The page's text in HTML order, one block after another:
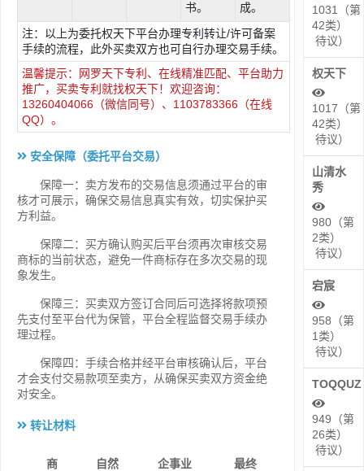
书。
成。
注：以上为委托权天下平台办理专利转让/许可备案
手续的流程，此外买卖双方也可自行办理交易手续。
温馨提示：网罗天下专利、在线精准匹配、平台助力
推广，买卖专利就找权天下！欢迎咨询：
13260404066（微信同号）、1103783366（在线
QQ）。
安全保障（委托平台交易）
保障一：卖方发布的交易信息须通过平台的审
核才可展示，确保交易信息真实有效，切实保护买
方利益。
保障二：买方确认购买后平台须再次审核交易
商标的当前状态，避免一件商标存在多次交易的现
象发生。
保障三：买卖双方签订合同后可选择将款项预
先支付至平台代为保管，平台全程监督交易手续办
理过程。
保障四：手续合格并经平台审核确认后，平台
才会支付交易款项至卖方，从确保买卖双方资金绝
对安全。
转让材料
商
自然
企事业
最终
1031（第
42类）
待议）
权天下
1017（第
42类）
待议）
山清水
秀
980（第
2类）
待议）
宕宸
958（第
1类）
待议）
TOQQUZ
949（第
26类）
待议）